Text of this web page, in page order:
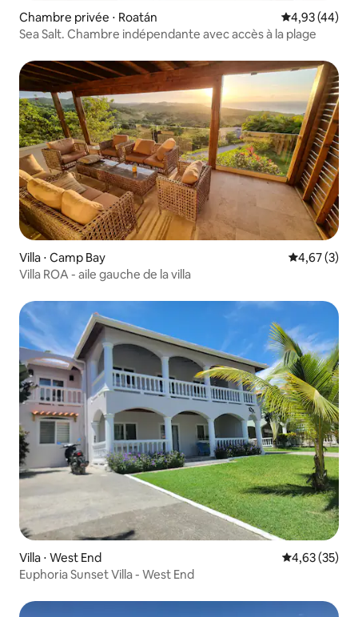
Chambre privée ⋅ Roatán Évaluation
4,93 (44)
Sea Salt. Chambre indépendante avec accès à la plage
Villa ⋅ Camp Bay Évaluation
4,67 (3)
Villa ROA - aile gauche de la villa
Villa ⋅ West End Évaluation
4,63 (35)
Euphoria Sunset Villa - West End